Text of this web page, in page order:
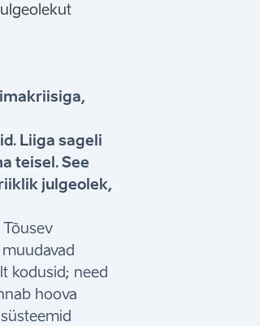
Liiga sageli
teisel. See
julgeolek,
kodusid; need
hoova